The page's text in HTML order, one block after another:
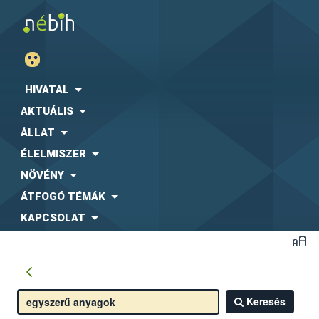
HIVATAL
AKTUÁLIS
ÁLLAT
ÉLELMISZER
NÖVÉNY
ÁTFOGÓ TÉMÁK
KAPCSOLAT
Keresés